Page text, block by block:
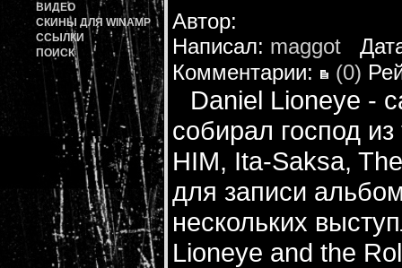
ВИДЕО
СКИНЫ ДЛЯ WINAMP
ССЫЛКИ
ПОИСК
Автор:
Написал: maggot
Комментарии:
(0)
Daniel Lioneye -
собирал господ
HIM, Ita-Saksa,
для записи
нескольких
Lioneye and the